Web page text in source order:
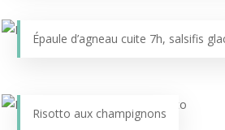
Épaule d’agneau cuite 7h, salsifis
Risotto aux champignons